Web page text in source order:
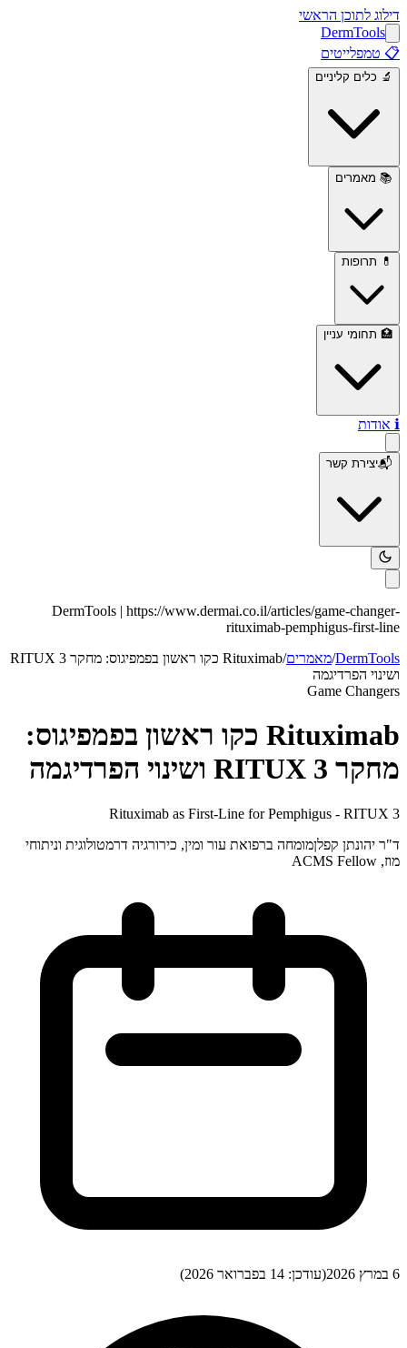
דילוג לתוכן הראשי
DermTools
📋 טמפלייטים
🔬 כלים קליניים
📚 מאמרים
💊 תרופות
🏥 תחומי עניין
ℹ️ אודות
📬יצירת קשר
DermTools | https://www.dermai.co.il/articles/game-changer-
rituximab-pemphigus-first-line
DermTools
/מאמרים/
Rituximab כקו ראשון בפמפיגוס: מחקר RITUX 3
ושינוי הפרדיגמה
Game Changers
Rituximab כקו ראשון בפמפיגוס:
מחקר RITUX 3 ושינוי הפרדיגמה
Rituximab as First-Line for Pemphigus - RITUX 3
ד"ר יהונתן קפלןמומחה ברפואת עור ומין, כירורגיה דרמטולוגית וניתוחי
מוז, ACMS Fellow
6 במרץ 2026 (עודכן: 14 בפברואר 2026 )